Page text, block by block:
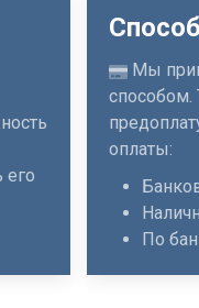
его
Мы
способом.
оплаты:
По